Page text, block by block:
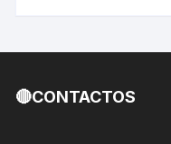
🔴CONTACTOS